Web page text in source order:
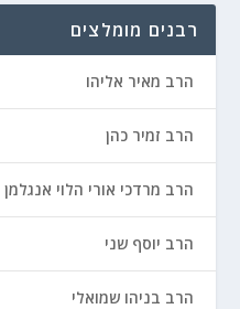
רבנים מומלצים
הרב מאיר אליהו
הרב זמיר כהן
הרב מרדכי אורי הלוי אנגלמן
הרב יוסף שני
הרב בניהו שמואלי